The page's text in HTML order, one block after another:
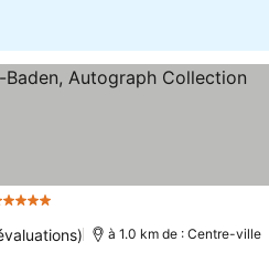
à 1.0 km de : Centre-ville